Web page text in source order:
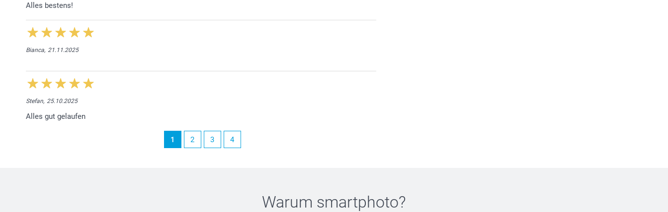
Alles bestens!
Bianca, 21.11.2025
Stefan, 25.10.2025
Alles gut gelaufen
1 2 3 4
Warum smartphoto?